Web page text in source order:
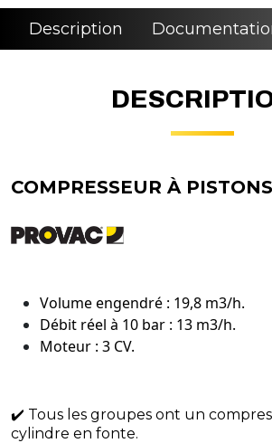
Description
COMPRESSEUR À
Volume engendré : 19,8 m3/h.
Débit réel à 10 bar : 13 m3/h.
Moteur : 3 CV.
✔️ Tous les groupes ont un
cylindre en fonte.